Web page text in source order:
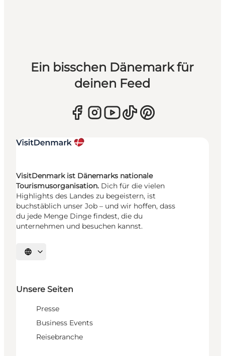
Ein bisschen Dänemark für
deinen Feed
VisitDenmark ist Dänemarks nationale
Tourismusorganisation. Dich für die vielen
Highlights des Landes zu begeistern, ist
buchstäblich unser Job – und wir hoffen, dass
du jede Menge Dinge findest, die du
unternehmen und besuchen kannst.
Sprache auswählen
Unsere Seiten
Presse
Business Events
Reisebranche